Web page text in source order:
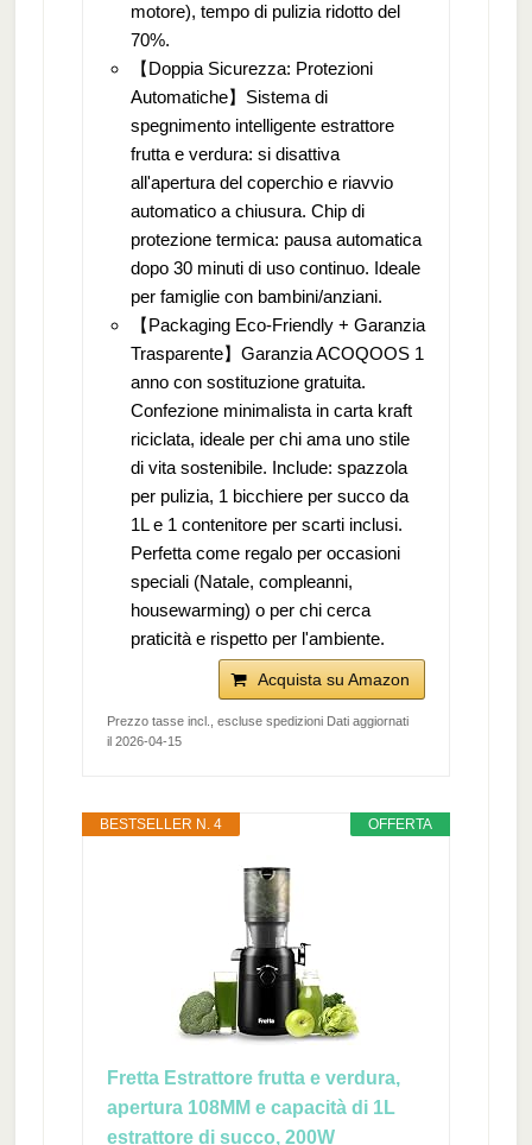
motore), tempo di pulizia ridotto del
70%.
【Doppia Sicurezza: Protezioni
Automatiche】Sistema di
spegnimento intelligente estrattore
frutta e verdura: si disattiva
all'apertura del coperchio e riavvio
automatico a chiusura. Chip di
protezione termica: pausa automatica
dopo 30 minuti di uso continuo. Ideale
per famiglie con bambini/anziani.
【Packaging Eco-Friendly + Garanzia
Trasparente】Garanzia ACOQOOS 1
anno con sostituzione gratuita.
Confezione minimalista in carta kraft
riciclata, ideale per chi ama uno stile
di vita sostenibile. Include: spazzola
per pulizia, 1 bicchiere per succo da
1L e 1 contenitore per scarti inclusi.
Perfetta come regalo per occasioni
speciali (Natale, compleanni,
housewarming) o per chi cerca
praticità e rispetto per l'ambiente.
Acquista su Amazon
Prezzo tasse incl., escluse spedizioni Dati aggiornati
il 2026-04-15
OFFERTA
BESTSELLER N. 4
Fretta Estrattore frutta e verdura,
apertura 108MM e capacità di 1L
estrattore di succo, 200W